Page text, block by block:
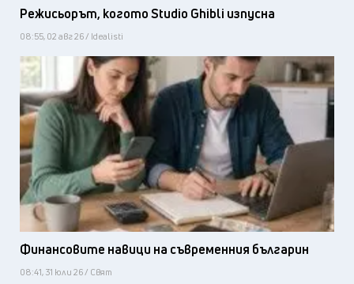
Режисьорът, когото Studio Ghibli изпусна
08:55, 02 авг 26 / Idealisti
Финансовите навици на съвременния българин
08:41, 31 юли 26 / Свят